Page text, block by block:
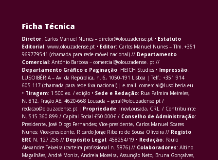
Ficha Técnica
Diretor: Carlos Manuel Nunes – diretor@olouzadense.pt • Estatuto
Editorial: www.olouzadense.pt • Editor: Carlos Manuel Nunes – Tlm. +351
969779541 (chamada para rede móvel nacional) // Departamento
Comercial: António Barbosa – comercial@olouzadense. pt //
Departamento Gráfico e Paginação: HEICH Studios • Impressão:
LUSOIBÉRIA – Av. da República, n. 6, 1050-191 Lisboa | Telf.: +351 914
605 117 (chamada para rede fixa nacional) | e-mail: comercial@lusoiberia.eu
• Tiragem: 1 500 ex. / edição • Sede e Redação: Rua Palmira Meireles,
N. 812, Fração AE, 4620-668 Lousada – geral@olouzadense.pt /
redacao@olouzadense.pt | Propriedade: InovLousada, CRL. / Contribuinte
N. 515 360 899 / Capital Social €50.000€ / Conselho de Administração:
Presidente, José Diogo Fernandes; Vice-presidente, Carlos Manuel Soares
Nunes; Vice-presidente, Ricardo Jorge Ribeiro de Sousa Oliveira // Registo
ERCN. 127 256 // Depósito Legal: 458254/19 • Redação: Paulo
Alexandre Teixeira (carteira profissional n. 5876) // Colaboradores: Altino
Magalhães, André Moniz, Andreia Moreira, Assunção Neto, Bruna Gonçalves,